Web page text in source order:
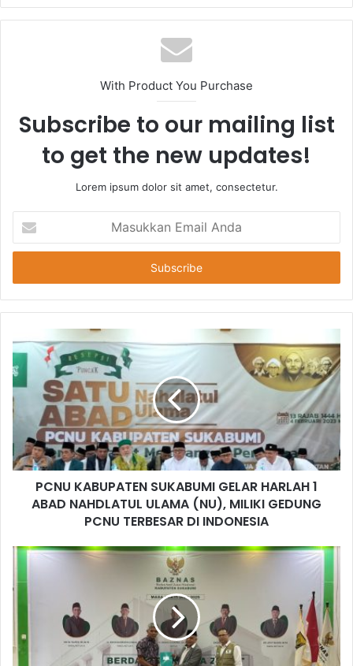
With Product You Purchase
Subscribe to our mailing list
to get the new updates!
Lorem ipsum dolor sit amet, consectetur.
Email
Anda
PCNU KABUPATEN SUKABUMI GELAR HARLAH 1
ABAD NAHDLATUL ULAMA (NU), MILIKI GEDUNG
PCNU TERBESAR DI INDONESIA